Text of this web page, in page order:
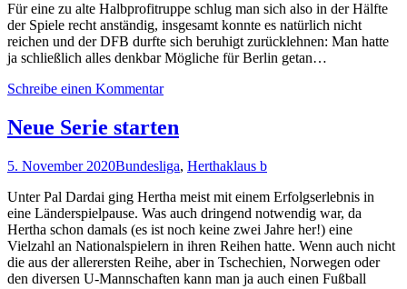
Für eine zu alte Halbprofitruppe schlug man sich also in der Hälfte
der Spiele recht anständig, insgesamt konnte es natürlich nicht
reichen und der DFB durfte sich beruhigt zurücklehnen: Man hatte
ja schließlich alles denkbar Mögliche für Berlin getan…
Schreibe einen Kommentar
Neue Serie starten
5. November 2020Bundesliga, Herthaklaus b
Unter Pal Dardai ging Hertha meist mit einem Erfolgserlebnis in
eine Länderspielpause. Was auch dringend notwendig war, da
Hertha schon damals (es ist noch keine zwei Jahre her!) eine
Vielzahl an Nationalspielern in ihren Reihen hatte. Wenn auch nicht
die aus der allerersten Reihe, aber in Tschechien, Norwegen oder
den diversen U-Mannschaften kann man ja auch einen Fußball